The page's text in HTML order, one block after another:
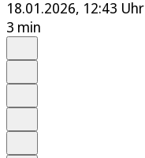
18.01.2026, 12:43 Uhr
3 min